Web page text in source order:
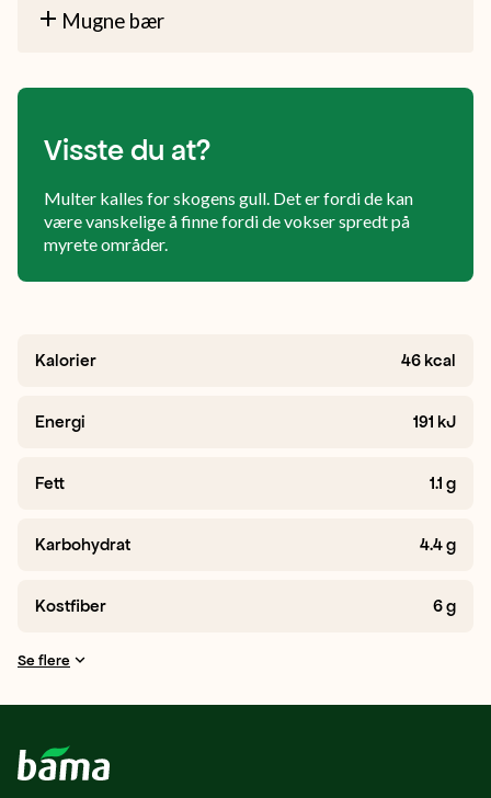
Mugne bær
Visste du at?
Multer kalles for skogens gull. Det er fordi de kan
være vanskelige å finne fordi de vokser spredt på
myrete områder.
Kalorier 46 kcal
Energi 191 kJ
Fett 1.1 g
Karbohydrat 4.4g
Kostfiber 6g
Se flere